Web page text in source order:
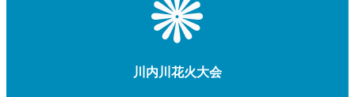
川内川花火大会